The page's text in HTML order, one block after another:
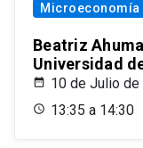
Microeconomía
Beatriz
Universidad
10 de Julio de
13:35 a 14:30